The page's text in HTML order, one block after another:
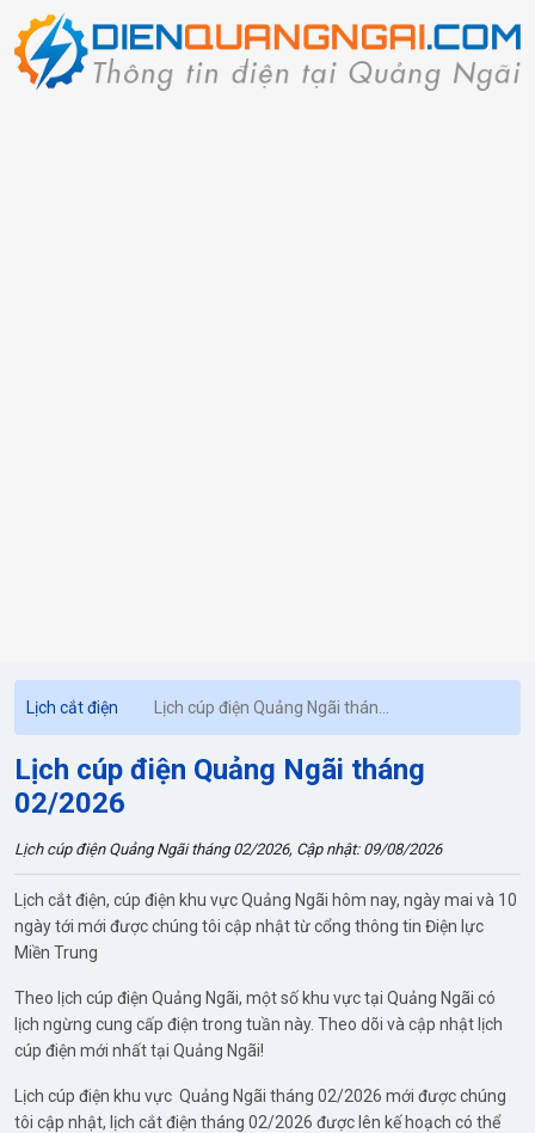
Lịch cắt điện Lịch cúp điện Quảng Ngãi tháng
Lịch cúp điện Quảng Ngãi tháng
02/2026
Lịch cúp điện Quảng Ngãi tháng 02/2026, Cập nhật: 09/08/2026
Lịch cắt điện, cúp điện khu vực Quảng Ngãi hôm nay, ngày mai và 10
ngày tới mới được chúng tôi cập nhật từ cổng thông tin Điện lực
Miền Trung
Theo lịch cúp điện Quảng Ngãi, một số khu vực tại Quảng Ngãi có
lịch ngừng cung cấp điện trong tuần này. Theo dõi và cập nhật lịch
cúp điện mới nhất tại Quảng Ngãi!
Lịch cúp điện khu vực Quảng Ngãi tháng 02/2026 mới được chúng
tôi cập nhật, lịch cắt điện tháng 02/2026 được lên kế hoạch có thể